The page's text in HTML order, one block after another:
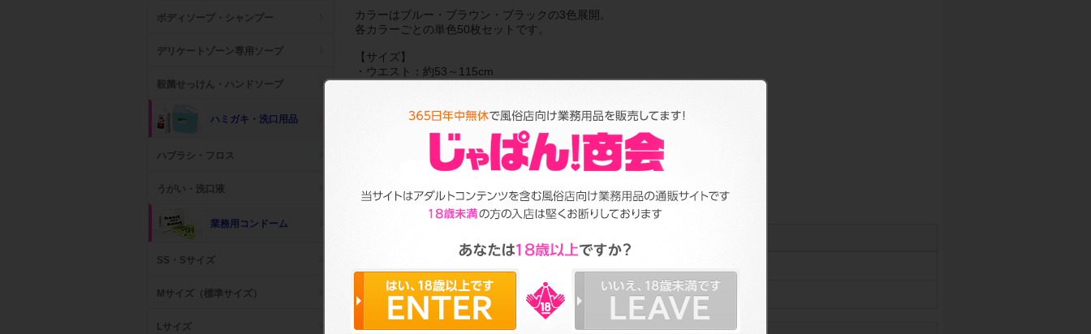
ボディソープ・シャンプー
デリケートゾーン専用ソープ
殺菌せっけん・ハンドソープ
ハミガキ・洗口用品
ハブラシ・フロス
うがい・洗口液
業務用コンドーム
SS・Sサイズ
Mサイズ（標準サイズ）
Lサイズ
カラーはブルー・ブラウン・ブラックの3色展開。
各カラーごとの単色50枚セットです。
【サイズ】
・ウエスト：約53～115cm
・太もも周り：約68cm
・個包装タイプ
不織布 原産国 中国